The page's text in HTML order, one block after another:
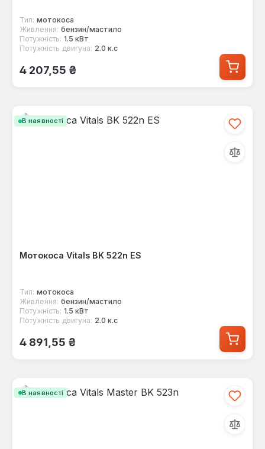
Тип: мотокоса
Живлення: бензин/мастило
Потужність: 1.5 кВт
Потужність двигуна: 2.0 к.с
Звичайна ціна:
4 207,55 ₴
В наявності
Мотокоса Vitals BK 522n ES
Тип: мотокоса
Живлення: бензин/мастило
Потужність: 1.5 кВт
Потужність двигуна: 2.0 к.с
Звичайна ціна:
4 891,55 ₴
В наявності